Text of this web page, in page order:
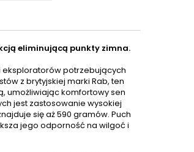
eliminującą punkty zimna.
potrzebujących
z brytyjskiej marki Rab, ten
umożliwiając komfortowy sen
jest zastosowanie wysokiej
się aż 590 gramów. Puch
jego odporność na wilgoć i